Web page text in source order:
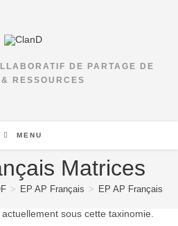
DE PARTAGE DE
RESSOURCES
MENU
Matrices
> EP AP Français > EP AP Français
sous cette taxinomie.